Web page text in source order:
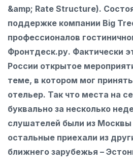
&amp; Rate Structure).
поддержке компании Big
профессионалов
Фронтдеск.ру. Фактически
России открытое
теме, в котором мог
отельер. Так что места на
буквально за несколько
слушателей были из Москвы
остальные приехали из
ближнего зарубежья –